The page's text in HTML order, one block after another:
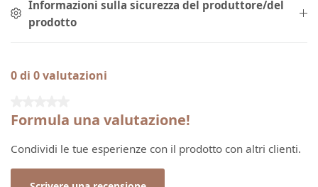
Informazioni sulla sicurezza del produttore/del
prodotto
0 di 0 valutazioni
Formula una valutazione!
Condividi le tue esperienze con il prodotto con altri clienti.